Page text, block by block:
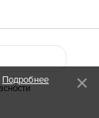
Подробнее